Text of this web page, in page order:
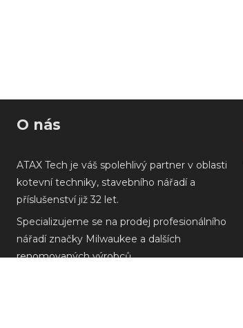
O nás
ATAX Tech je váš spolehlivý partner v oblasti
kotevní techniky, stavebního nářadí a
příslušenství již 32 let.
Specializujeme se na prodej profesionálního
nářadí značky Milwaukee a dalších
renomovaných výrobců.